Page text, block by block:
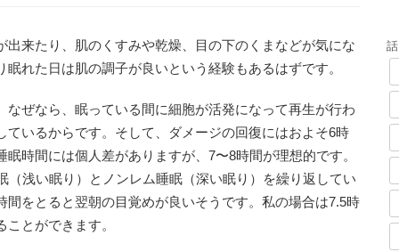
来たり、肌のくすみや乾燥、目の下のくまなどが気にな
れた日は肌の調子が良いという経験もあるはずです。
ぜなら、眠っている間に細胞が活発になって再生が行わ
ているからです。そして、ダメージの回復にはおよそ6時
時間には個人差がありますが、7〜8時間が理想的です。
（浅い眠り）とノンレム睡眠（深い眠り）を繰り返してい
をとると翌朝の目覚めが良いそうです。私の場合は7.5時
とができます。